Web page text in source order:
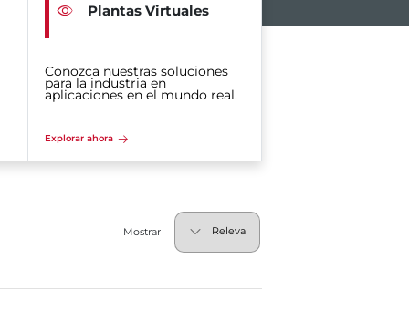
Plantas Virtuales
Conozca nuestras soluciones
para la industria en
aplicaciones en el mundo real.
Explorar ahora
Mostrar